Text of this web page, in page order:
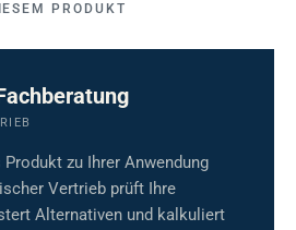
PRODUKT
zu Ihrer Anwendung
Vertrieb prüft Ihre
Alternativen und kalkuliert